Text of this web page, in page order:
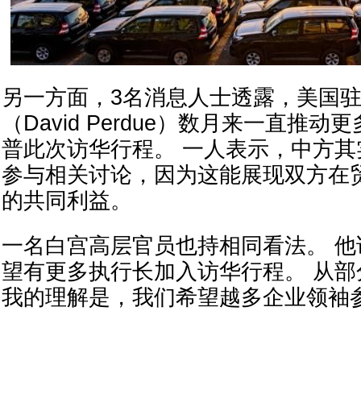
另一方面，3名消息人士透露，美国
（David Perdue）数月来一直推动
普此次访华行程。 一人表示，中方
参与相关讨论，因为这能展现双方在
的共同利益。
一名白宫高层官员也持相同看法。
望有更多执行长加入访华行程。 从
我的理解是，我们希望越多企业领袖